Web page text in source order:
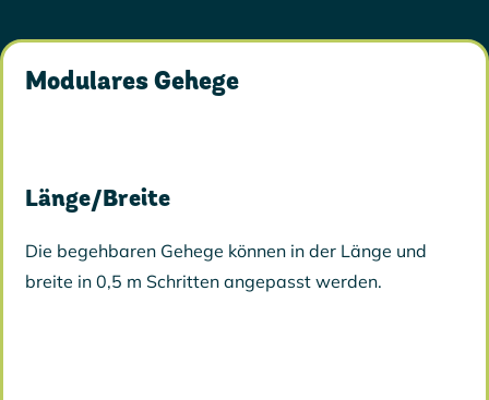
Modulares Gehege
Länge/Breite
Die begehbaren Gehege können in der Länge und
breite in 0,5 m Schritten angepasst werden.